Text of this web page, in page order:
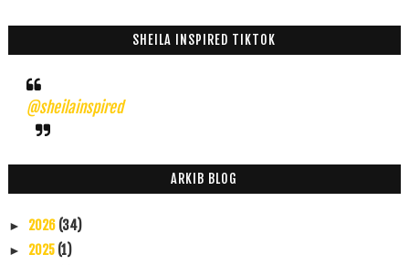
SHEILA INSPIRED TIKTOK
@sheilainspired
ARKIB BLOG
► 2026 (34)
► 2025 (1)